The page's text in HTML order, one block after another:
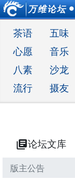
万维论坛 ●
茶语 五味
心愿
音乐
八素
沙龙
流行
摄友
library_books论坛文库
版主公告